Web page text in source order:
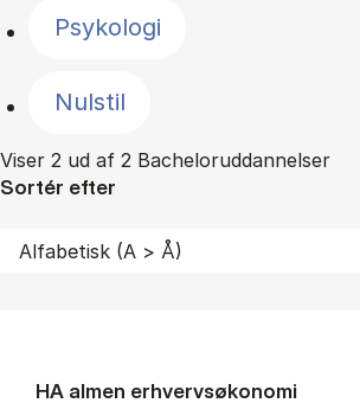
Psykologi
Nulstil
Viser 2 ud af 2 Bacheloruddannelser
Sortér efter
HA al­men erhvervs­økonomi